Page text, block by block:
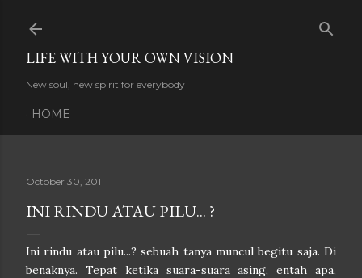
LIFE WITH YOUR OWN VISION
New soul, new spirit for everybody
HOME
October 30, 2011
INI RINDU ATAU PILU... ?
Ini rindu atau pilu...? sebuah tanya muncul begitu saja. Di
benaknya. Tepat ketika suara-suara asing, entah apa,